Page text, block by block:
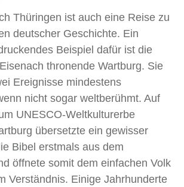
Thüringen ist auch eine Reise zu
deutscher Geschichte. Ein
Beispiel dafür ist die
thronende Wartburg. Sie
Ereignisse mindestens
nicht sogar weltberühmt. Auf
UNESCO-Weltkulturerbe
übersetzte ein gewisser
Bibel erstmals aus dem
öffnete somit dem einfachen Volk
Verständnis. Einige Jahrhunderte